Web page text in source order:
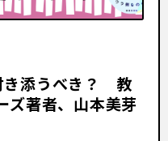
き添うべき？ 教
ズ著者、山本美芽